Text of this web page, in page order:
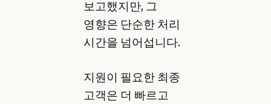
보고했지만, 그
영향은 단순한 처리
시간을 넘어섭니다.
지원이 필요한 최종
고객은 더 빠르고